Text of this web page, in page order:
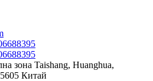
зона Taishang, Huanghua,
Китай